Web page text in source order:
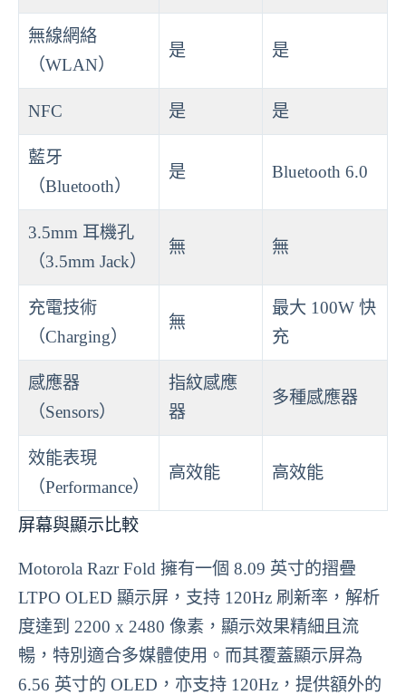
無線網絡
（WLAN）
是 是
NFC 是 是
藍牙
（Bluetooth）
是 Bluetooth 6.0
3.5mm 耳機孔
（3.5mm Jack）
無 無
充電技術
（Charging）
無
最大 100W 快
充
感應器
（Sensors）
指紋感應
器
多種感應器
效能表現
（Performance）
高效能 高效能
屏幕與顯示比較
Motorola Razr Fold 擁有一個 8.09 英寸的摺疊
LTPO OLED 顯示屏，支持 120Hz 刷新率，解析
度達到 2200 x 2480 像素，顯示效果精細且流
暢，特別適合多媒體使用。而其覆蓋顯示屏為
6.56 英寸的 OLED，亦支持 120Hz，提供額外的